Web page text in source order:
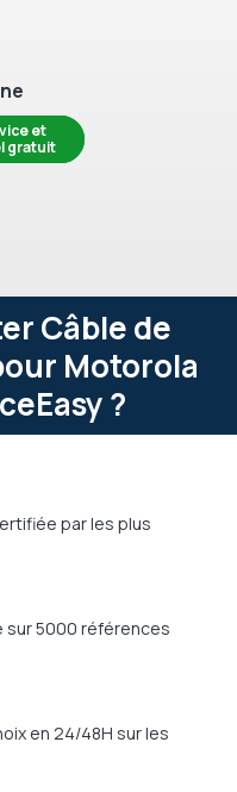
et
gratuit
Câble de
Motorola
?
par les plus
sur 5000 références
en 24/48H sur les